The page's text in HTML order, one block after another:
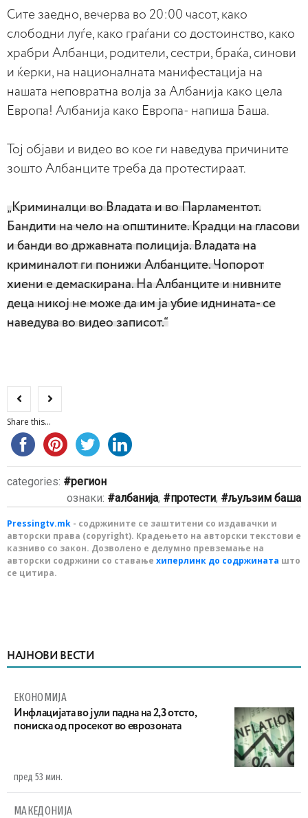
Сите заедно, вечерва во 20:00 часот, како
слободни луѓе, како граѓани со достоинство, како
храбри Албанци, родители, сестри, браќа, синови
и ќерки, на националната манифестација на
нашата неповратна волја за Албанија како цела
Европа! Албанија како Европа- напиша Баша.
Тој објави и видео во кое ги наведува причините
зошто Албанците треба да протестираат.
„Криминалци во Владата и во Парламентот.
Бандити на чело на општините. Крадци на гласови
и банди во државната полиција. Владата на
криминалот ги понижи Албанците. Чопорот
хиени е демаскирана. На Албанците и нивните
деца никој не може да им ја убие иднината- се
наведува во видео записот.“
Share this...
categories:
регион
ознаки:
албанија, протести, љуљзим баша
Pressingtv.mk - содржините се заштитени со издавачки и
авторски права (copyright). Крадењето на авторски текстови е
казниво со закон. Дозволено е делумно превземање на
авторски содржини со ставање хиперлинк до содржината што
се цитира.
НАЈНОВИ ВЕСТИ
ЕКОНОМИЈА
Инфлацијата во јули падна на 2,3 отсто,
пониска од просекот во еврозоната
пред 53 мин.
МАКЕДОНИЈА